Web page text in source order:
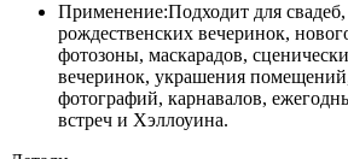
Применение:Подходит для
рождественских вечеринок,
фотозоны, маскарадов,
вечеринок, украшения
фотографий, карнавалов,
встреч и Хэллоуина.